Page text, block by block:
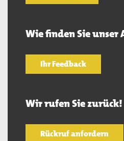
Wie finden Sie unser
Ihr Feedback
Wir rufen Sie zurück!
Rückruf anfordern